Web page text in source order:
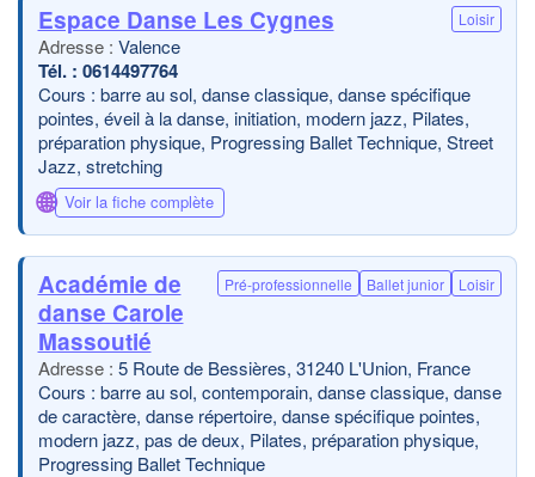
Espace Danse Les Cygnes Loisir
Valence
0614497764
Cours : barre au sol, danse classique, danse spécifique
pointes, éveil à la danse, initiation, modern jazz, Pilates,
préparation physique, Progressing Ballet Technique, Street
Jazz, stretching
🌐 Voir la fiche complète
Académie de
danse Carole
Massoutié
Pré-professionnelle Ballet junior Loisir
5 Route de Bessières, 31240 L'Union, France
Cours : barre au sol, contemporain, danse classique, danse
de caractère, danse répertoire, danse spécifique pointes,
modern jazz, pas de deux, Pilates, préparation physique,
Progressing Ballet Technique